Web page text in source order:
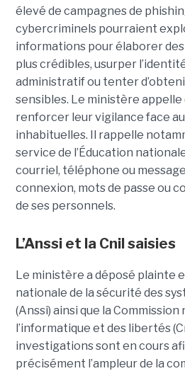
élevé de campagnes de
cybercriminels pourraient
informations pour élaborer
plus crédibles, usurper
administratif ou tenter
sensibles. Le ministère appelle
renforcer leur vigilance face
inhabituelles. Il rappelle
service de l’Éducation
courriel, téléphone ou
connexion, mots de passe ou
de ses personnels.
L’Anssi et la Cnil saisies
Le ministère a déposé plainte
nationale de la sécurité des
(Anssi) ainsi que la
l’informatique et des libertés
investigations sont en cours
précisément l’ampleur de la